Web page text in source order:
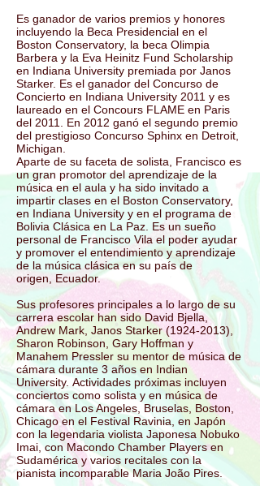
Es ganador de varios premios y honores
incluyendo la Beca Presidencial en el
Boston Conservatory, la beca Olimpia
Barbera y la Eva Heinitz Fund Scholarship
en Indiana University premiada por Janos
Starker. Es el ganador del Concurso de
Concierto en Indiana University 2011 y es
laureado en el Concours FLAME en Paris
del 2011. En 2012 ganó el segundo premio
del prestigioso Concurso Sphinx en Detroit,
Michigan.
Aparte de su faceta de solista, Francisco es
un gran promotor del aprendizaje de la
música en el aula y ha sido invitado a
impartir clases en el Boston Conservatory,
en Indiana University y en el programa de
Bolivia Clásica en La Paz. Es un sueño
personal de Francisco Vila el poder ayudar
y promover el entendimiento y aprendizaje
de la música clásica en su país de
origen, Ecuador.
Sus profesores principales a lo largo de su
carrera escolar han sido David Bjella,
Andrew Mark, Janos Starker (1924-2013)
Sharon Robinson, Gary Hoffman y
Manahem Pressler su mentor de música de
cámara durante 3 años en Indian
University. Actividades próximas incluyen
conciertos como solista y en música de
cámara en Los Angeles, Bruselas, Boston,
Chicago en el Festival Ravinia, en Japón
con la legendaria violista Japonesa Nobuko
Imai, con Macondo Chamber Players en
Sudamérica y varios recitales con la
pianista incomparable Maria João Pires.